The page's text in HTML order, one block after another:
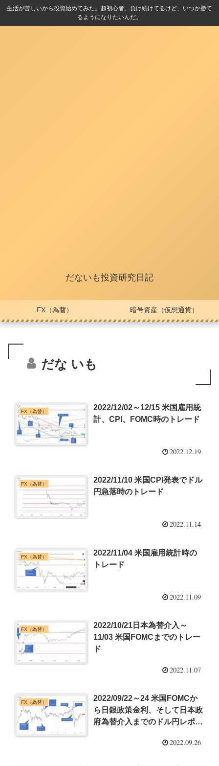
生活が苦しいから投資始めてみた。超初心者。負け続けてるけど、いつか勝て
るようになりたいんだ。
だないも投資研究日記
FX（為替） 暗号資産（仮想通貨）
だな いも
FX（為替）
2022/12/02～12/15 米国雇用統
計、CPI、FOMC時のトレード
2022.12.19
FX（為替）
2022/11/10 米国CPI発表でドル
円急落時のトレード
2022.11.14
FX（為替）
2022/11/04 米国雇用統計時の
トレード
2022.11.09
FX（為替）
2022/10/21日本為替介入～
11/03 米国FOMCまでのトレー
ド
2022.11.07
FX（為替）
2022/09/22～24 米国FOMCか
ら日銀政策金利、そして日本政
府為替介入までのドル円レポー
2022.09.26